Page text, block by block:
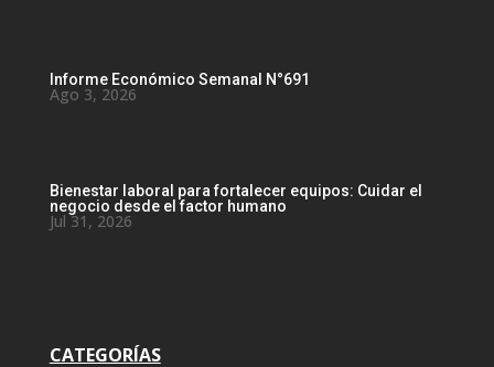
Informe Económico Semanal N°691
Ago 3, 2026
Bienestar laboral para fortalecer equipos: Cuidar el
negocio desde el factor humano
Jul 31, 2026
CATEGORÍAS